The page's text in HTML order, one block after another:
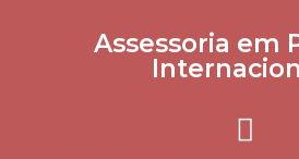
Assessoria em